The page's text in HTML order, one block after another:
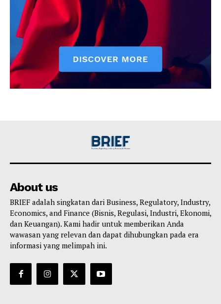
About us
BRIEF adalah singkatan dari Business, Regulatory, Industry,
Economics, and Finance (Bisnis, Regulasi, Industri, Ekonomi,
dan Keuangan). Kami hadir untuk memberikan Anda
wawasan yang relevan dan dapat dihubungkan pada era
informasi yang melimpah ini.